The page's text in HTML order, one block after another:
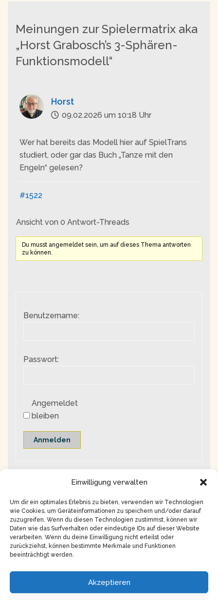
Einwilligung verwalten
Um dir ein optimales Erlebnis zu bieten, verwenden wir Technologien
wie Cookies, um Geräteinformationen zu speichern und/oder darauf
zuzugreifen. Wenn du diesen Technologien zustimmst, können wir
Daten wie das Surfverhalten oder eindeutige IDs auf dieser Website
verarbeiten. Wenn du deine Einwilligung nicht erteilst oder
zurückziehst, können bestimmte Merkmale und Funktionen
beeinträchtigt werden.
Akzeptieren
Meinungen zur Spielermatrix aka
„Horst Grabosch’s 3-Sphären-
Funktionsmodell“
Horst
09.02.2026 um 10:18 Uhr
Wer hat bereits das Modell hier auf SpielTrans
studiert, oder gar das Buch „Tanze mit den
Engeln“ gelesen?
#1522
Ansicht von 0 Antwort-Threads
Du musst angemeldet sein, um auf dieses Thema antworten
zu können.
Benutzername:
Passwort:
Angemeldet
bleiben
Anmelden
Impressum
Datenschutz